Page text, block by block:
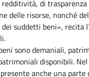
di trasparenza
delle risorse, nonché
suddetti beni», recita
sono demaniali,
disponibili.
anche una parte